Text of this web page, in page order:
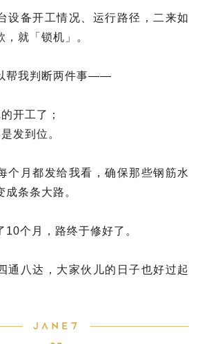
设备开工情况、运行路径，二来如
就「锁机」。
帮我判断两件事——
开工了；
发到位。
个月都发给我看，确保那些钢筋水
条条大路。
10个月，路终于修好了。
通八达，大家伙儿的日子也好过起